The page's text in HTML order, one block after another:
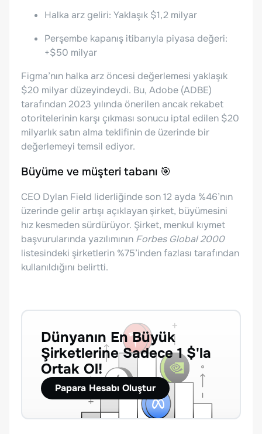
Halka arz geliri: Yaklaşık $1,2 milyar
Perşembe kapanış itibarıyla piyasa değeri:
+$50 milyar
Figma’nın halka arz öncesi değerlemesi yaklaşık
$20 milyar düzeyindeydi. Bu, Adobe (ADBE)
tarafından 2023 yılında önerilen ancak rekabet
otoritelerinin karşı çıkması sonucu iptal edilen $20
milyarlık satın alma teklifinin de üzerinde bir
değerlemeyi temsil ediyor.
Büyüme ve müşteri tabanı 🎯
CEO Dylan Field liderliğinde son 12 ayda %46’nın
üzerinde gelir artışı açıklayan şirket, büyümesini
hız kesmeden sürdürüyor. Şirket, menkul kıymet
başvurularında yazılımının Forbes Global 2000
listesindeki şirketlerin %75’inden fazlası tarafından
kullanıldığını belirtti.
Dünyanın En Büyük
Şirketlerine Sadece 1 $'la
Ortak Ol!
Papara Hesabı Oluştur